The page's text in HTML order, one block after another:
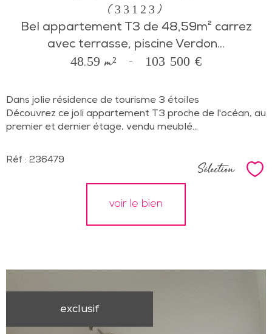
(33123)
Bel appartement T3 de 48,59m² carrez
avec terrasse, piscine Verdon...
48,59 m² - 103 500 €
Dans jolie résidence de tourisme 3 étoiles
Découvrez ce joli appartement T3 proche de l'océan, au
premier et dernier étage, vendu meublé...
Réf : 236479
Sélection
voir le bien
exclusif